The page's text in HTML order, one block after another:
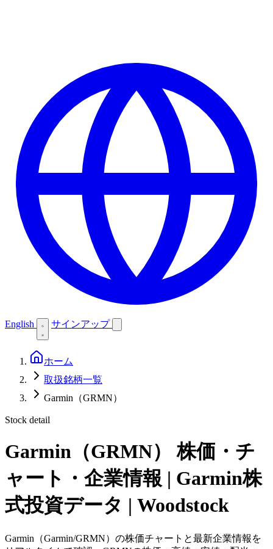
English サインアップ
ホーム
取扱銘柄一覧
Garmin（GRMN）
Stock detail
Garmin（GRMN）
株価・チ
ャート・企業情報 | Garmin株
式投資データ | Woodstock
Garmin（Garmin/GRMN）の株価チャートと最新企業情報を